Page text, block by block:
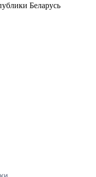
Беларусь